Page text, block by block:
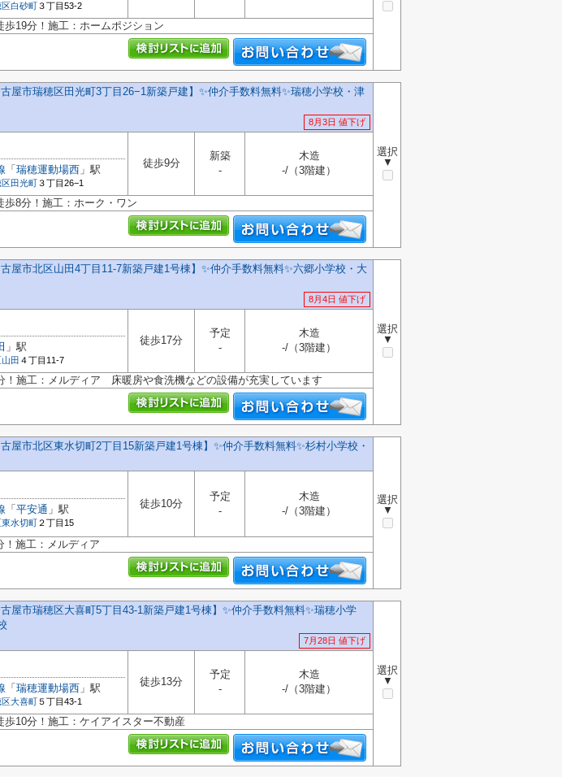
区白砂町３丁目53-2
19分！施工：ホームポジション
古屋市瑞穂区田光町3丁目26−1新築戸建】✨️仲介手数料無料✨️瑞穂小学校・津
8月3日 値下げ
選択
▼
「 瑞穂運動場西 」駅
区田光町３丁目26−1
徒歩9分
新築
-
木造
-/（3階建）
8分！施工：ホーク・ワン
古屋市北区山田4丁目11-7新築戸建1号棟】✨️仲介手数料無料✨️六郷小学校・大
8月4日 値下げ
選択
▼
」駅
山田 ４丁目11-7
徒歩17分
予定
-
木造
-/（3階建）
！施工：メルディア 床暖房や食洗機などの設備が充実しています
古屋市北区東水切町2丁目15新築戸建1号棟】✨️仲介手数料無料✨️杉村小学校・
選択
▼
「 平安通 」駅
東水切町 ２丁目15
徒歩10分
予定
-
木造
-/（3階建）
！施工：メルディア
古屋市瑞穂区大喜町5丁目43-1新築戸建1号棟】✨️仲介手数料無料✨️瑞穂小学
7月28日 値下げ
選択
▼
「 瑞穂運動場西 」駅
区大喜町 ５丁目43-1
徒歩13分
予定
-
木造
-/（3階建）
10分！施工：ケイアイスター不動産